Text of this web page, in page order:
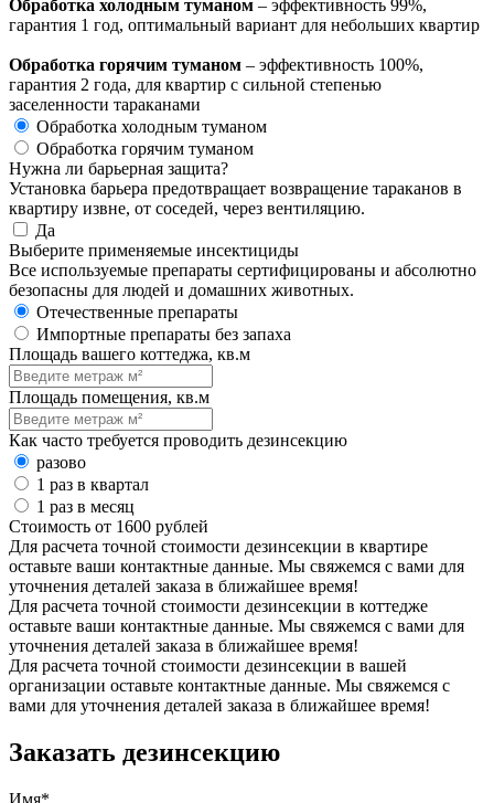
Обработка холодным туманом – эффективность 99%,
гарантия 1 год, оптимальный вариант для небольших квартир
Обработка горячим туманом – эффективность 100%,
гарантия 2 года, для квартир с сильной степенью
заселенности тараканами
Обработка холодным туманом
Обработка горячим туманом
Нужна ли барьерная защита?
Установка барьера предотвращает возвращение тараканов в
квартиру извне, от соседей, через вентиляцию.
Да
Выберите применяемые инсектициды
Все используемые препараты сертифицированы и абсолютно
безопасны для людей и домашних животных.
Отечественные препараты
Импортные препараты без запаха
Площадь вашего коттеджа, кв.м
Площадь помещения, кв.м
Как часто требуется проводить дезинсекцию
разово
1 раз в квартал
1 раз в месяц
Стоимость от 1600 рублей
Для расчета точной стоимости дезинсекции в квартире
оставьте ваши контактные данные. Мы свяжемся с вами для
уточнения деталей заказа в ближайшее время!
Для расчета точной стоимости дезинсекции в коттедже
оставьте ваши контактные данные. Мы свяжемся с вами для
уточнения деталей заказа в ближайшее время!
Для расчета точной стоимости дезинсекции в вашей
организации оставьте контактные данные. Мы свяжемся с
вами для уточнения деталей заказа в ближайшее время!
Заказать дезинсекцию